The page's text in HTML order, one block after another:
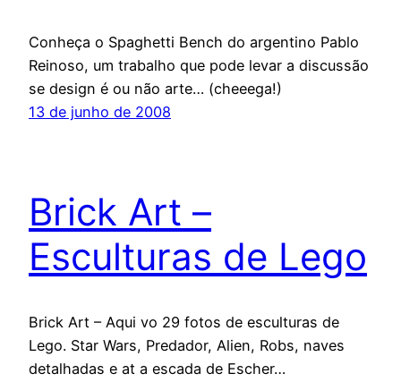
Conheça o Spaghetti Bench do argentino Pablo
Reinoso, um trabalho que pode levar a discussão
se design é ou não arte… (cheeega!)
13 de junho de 2008
Brick Art –
Esculturas de Lego
Brick Art – Aqui vo 29 fotos de esculturas de
Lego. Star Wars, Predador, Alien, Robs, naves
detalhadas e at a escada de Escher…